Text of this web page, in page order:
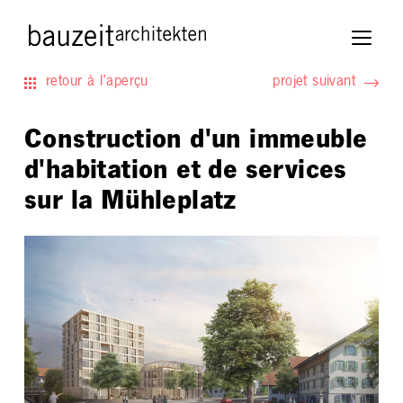
retour à l’aperçu projet suivant
Construction d'un immeuble
d'habitation et de services
sur la Mühleplatz